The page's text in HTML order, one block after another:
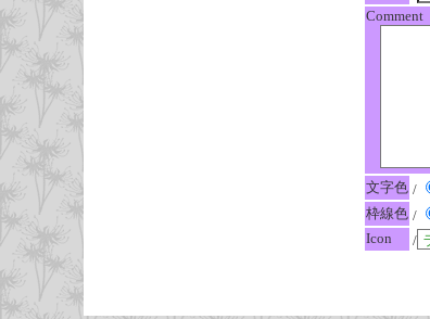
Comment
文字色 /
枠線色 /
Icon
/